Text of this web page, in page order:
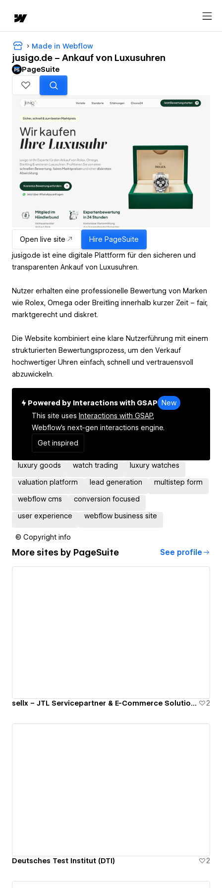
Made in Webflow
jusigo.de – Ankauf von Luxusuhren
PageSuite
Open live site Hire PageSuite
jusigo.de ist eine digitale Plattform für den sicheren und
transparenten Ankauf von Luxusuhren.
Nutzer erhalten eine professionelle Bewertung von Marken
wie Rolex, Omega oder Breitling innerhalb kurzer Zeit – fair,
marktgerecht und diskret.
Die Website kombiniert eine klare Nutzerführung mit einem
strukturierten Bewertungsprozess, um den Verkauf
hochwertiger Uhren einfach, schnell und vertrauensvoll
abzuwickeln.
Powered by Interactions with GSAP
New
This site uses Interactions with GSAP,
Webflow's next-gen interactions engine.
Get inspired
luxury goods watch trading luxury watches
valuation platform lead generation multistep form
webflow cms conversion focused
user experience webflow business site
© Copyright info
More sites by PageSuite See profile
sellx – JTL Servicepartner & E-Commerce Solutions 2
Deutsches Test Institut (DTI) 2